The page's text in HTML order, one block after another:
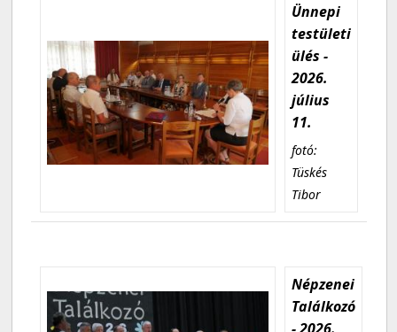
Ünnepi
testületi
ülés -
2026.
július
11.
fotó:
Tüskés
Tibor
Népzenei
Találkozó